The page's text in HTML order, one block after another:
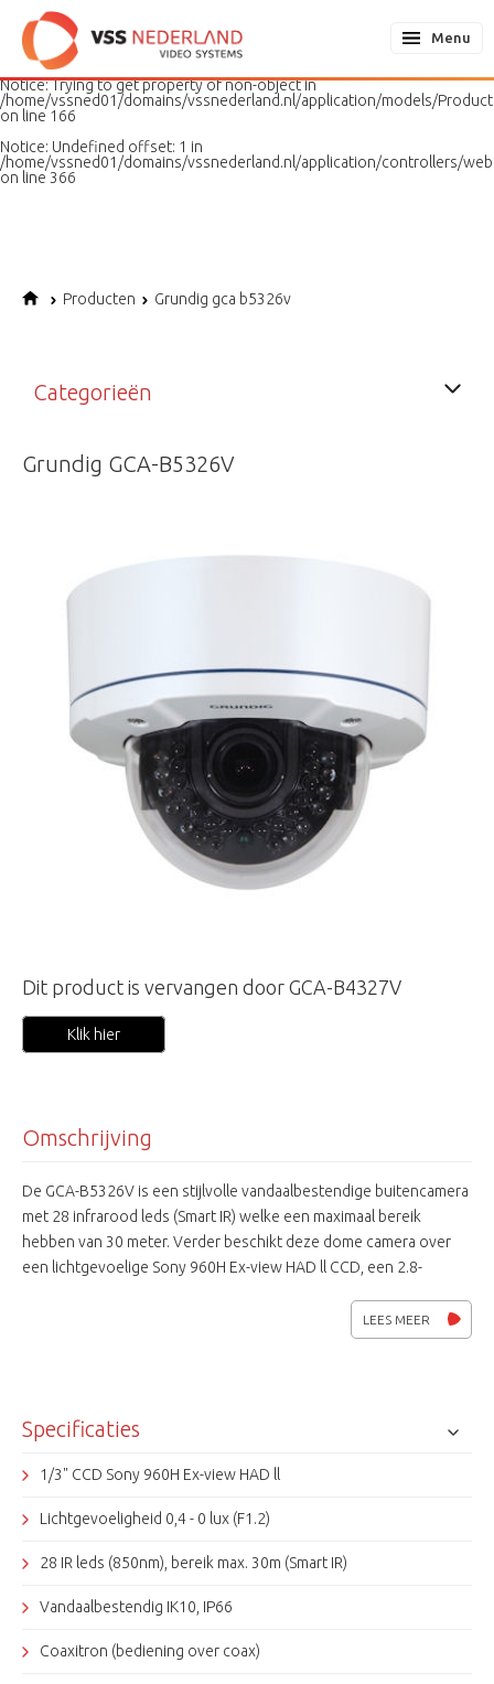
Notice: Undefined variable: page in
/home/vssned01/domains/vssnederland.nl/application/models/
on line
187
Notice: Trying to get property of non-object in
/home/vssned01/domains/vssnederland.nl/application/models/
on line 166
Notice: Undefined offset: 1 in
/home/vssned01/domains/vssnederland.nl/application/controllers/
on line 366
Menu
Producten Grundig gca b5326v
Categorieën
Grundig GCA-B5326V
Dit product is vervangen door GCA-B4327V
Klik hier
Omschrijving
De GCA-B5326V is een stijlvolle vandaalbestendige buitencamera
met 28 infrarood leds (Smart IR) welke een maximaal bereik
hebben van 30 meter. Verder beschikt deze dome camera over
een lichtgevoelige Sony 960H Ex-view HAD ll CCD, een 2.8-
tot bediiening van de camera over coax (Coaxitron) maakt
instellen van afstand mogelijk. De aansluitspanning kan zowel
LEES MEER
Specificaties
1/3" CCD Sony 960H Ex-view HAD ll
Lichtgevoeligheid 0,4 - 0 lux (F1.2)
28 IR leds (850nm), bereik max. 30m (Smart IR)
Vandaalbestendig IK10, IP66
Coaxitron (bediening over coax)